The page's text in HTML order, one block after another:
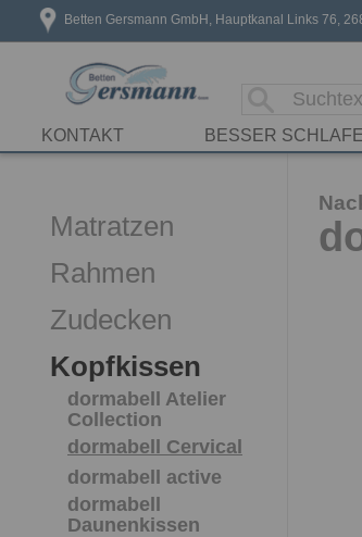
Betten Gersmann GmbH, Hauptkanal Links 76,
KONTAKT BESSER
Matratzen
Rahmen
Zudecken
Kopfkissen
dormabell Atelier
Collection
dormabell Cervical
dormabell active
dormabell
Daunenkissen